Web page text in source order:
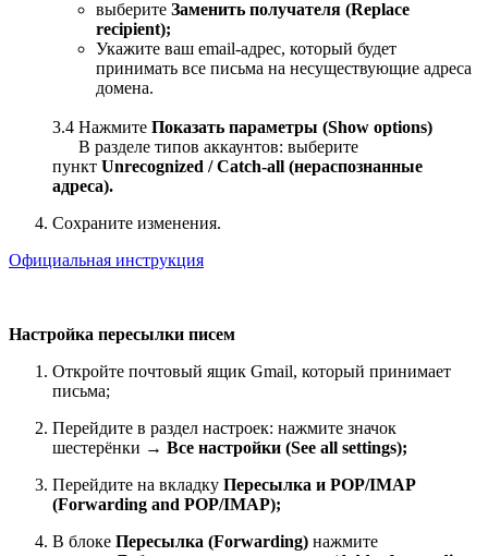
выберите Заменить получателя (Replace
recipient);
Укажите ваш email-адрес, который будет
принимать все письма на несуществующие адреса
домена.
3.4 Нажмите Показать параметры (Show options)
В разделе типов аккаунтов: выберите
пункт Unrecognized / Catch-all (нераспознанные
адреса).
Сохраните изменения.
Официальная инструкция
Настройка пересылки писем
Откройте почтовый ящик Gmail, который принимает
письма;
Перейдите в раздел настроек: нажмите значок
шестерёнки → Все настройки (See all settings);
Перейдите на вкладку Пересылка и POP/IMAP
(Forwarding and POP/IMAP);
В блоке Пересылка (Forwarding) нажмите